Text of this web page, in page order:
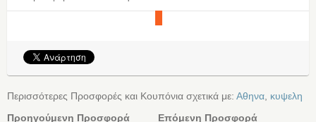
Περισσότερες Προσφορές και Κουπόνια σχετικά με: Αθηνα κυψελη
Προηγούμενη Προσφορά
Επόμενη Προσφορά